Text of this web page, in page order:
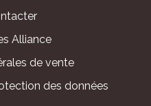
Alliance
de vente
des données